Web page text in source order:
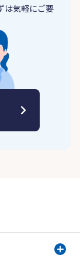
は気軽にご要